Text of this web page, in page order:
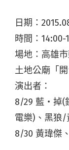
日期：
時間：14:00-
場地：高雄
土地公廟「
演出者：
8/29 藍‧掉(
電樂)、黑狼/
8/30 黃瑋傑